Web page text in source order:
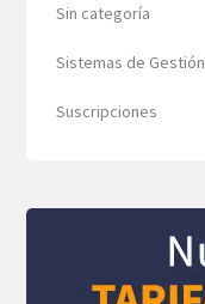
Sin categoría
Sistemas de Gestión
Suscripciones